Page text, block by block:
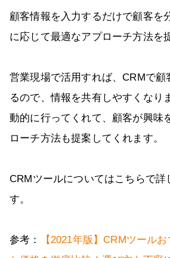
顧客情報を入力するだけで顧客を
に応じて最適なアプローチ方法を
営業現場で活用すれば、CRMで顧
るので、情報を共有しやすくなり
動的に行ってくれて、顧客が興味
ローチ方法も提案してくれます。
CRMツールについてはこちらで詳
す。
参考：
【2021年版】CRMツール